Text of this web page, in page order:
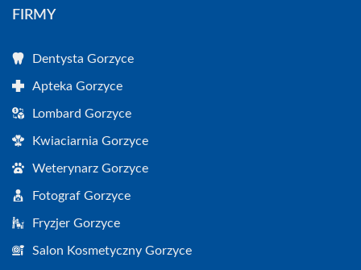
FIRMY
Dentysta Gorzyce
Apteka Gorzyce
Lombard Gorzyce
Kwiaciarnia Gorzyce
Weterynarz Gorzyce
Fotograf Gorzyce
Fryzjer Gorzyce
Salon Kosmetyczny Gorzyce